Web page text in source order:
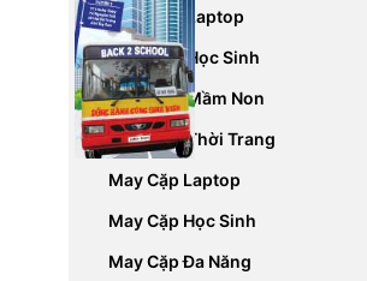
May Balo Laptop
May Balo Học Sinh
May Balo Mầm Non
May Balo Thời Trang
May Cặp Laptop
May Cặp Học Sinh
May Cặp Đa Năng